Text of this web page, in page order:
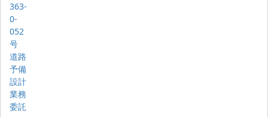
363-
0-
052
号
道路
予備
設計
業務
委託